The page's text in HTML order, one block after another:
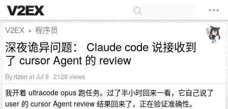
V2EX › 程序员
深夜诡异问题： Claude code 说接收到
了 cursor Agent 的 review
By rizon at Jul 8 · 2128 views
我开着 ultracode opus 跑任务。过了半小时回来一看，它自己说了
user 的 cursor Agent review 结果回来了，正在验证准确性。